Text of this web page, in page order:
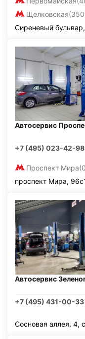
Щелковская
Сиреневый
Автосервис
+7 (495) 023-42-98
Проспект Мира
проспект Мира,
Автосервис
+7 (495) 431-00-33
Сосновая аллея, 4,